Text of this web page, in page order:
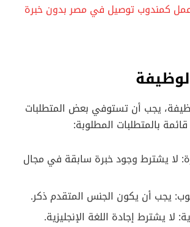
كمندوب توصيل في مصر بدون خبرة
يجب أن تستوفي بعض المتطلبات
بالمتطلبات المطلوبة:
لا يشترط وجود خبرة سابقة في مجال
يجب أن يكون الجنس المتقدم ذكر.
لا يشترط إجادة اللغة الإنجليزية.